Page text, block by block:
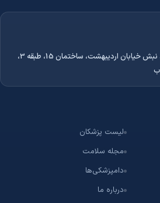
شیراز، خیابان پوستچی، نبش خیابان اردیبهشت، ساختمان 15، طبقه 3،
لیست پزشکان
مجله سلامت
دامپزشکی‌ها
درباره ما